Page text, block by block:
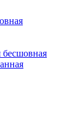
бесшовная